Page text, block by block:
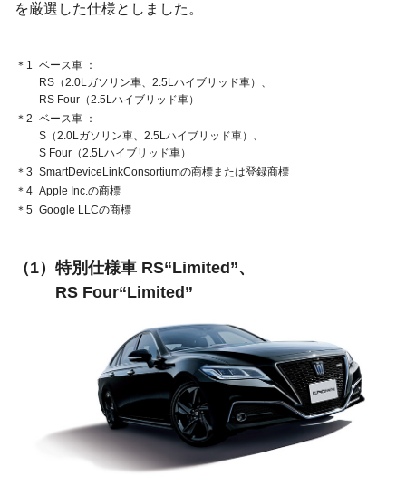
を厳選した仕様としました。
＊1
ベース車
RS（2.0Lガソリン車、 2.5Lハイブリッド車）、
RS Four（2.5Lハイブリッド車）
＊2 ベース車
S（2.0Lガソリン車、 2.5Lハイブリッド車）、
S Four（2.5Lハイブリッド車）
＊3 SmartDeviceLinkConsortiumの商標または登録商標
＊4 Apple Inc.の商標
＊5 Google LLCの商標
特別仕様車 RS“Limited”、
RS Four“Limited”